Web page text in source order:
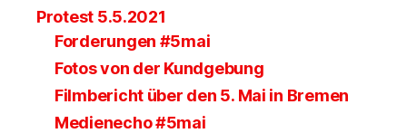
Protest 5.5.2021
Forderungen #5mai
Fotos von der Kundgebung
Filmbericht über den 5. Mai in Bremen
Medienecho #5mai